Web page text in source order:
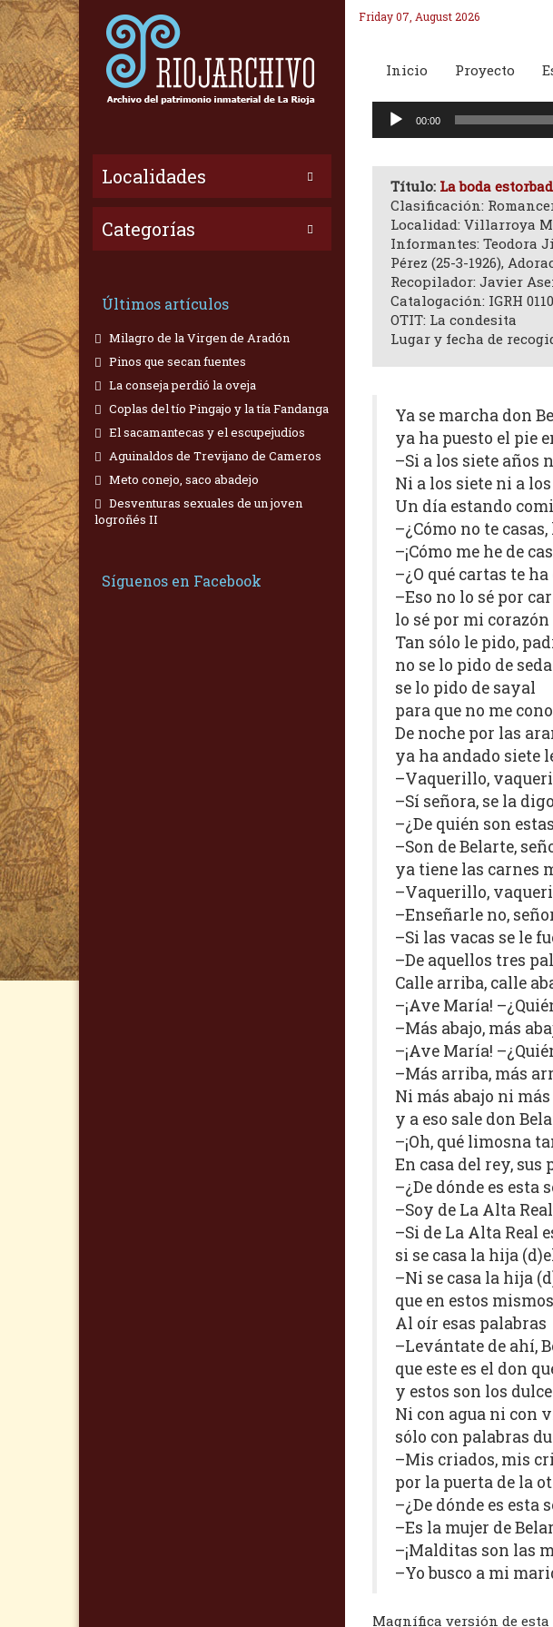
Localidades
Categorías
Últimos artículos
Milagro de la Virgen de Aradón
Pinos que secan fuentes
La conseja perdió la oveja
Coplas del tío Pingajo y la tía Fandanga
El sacamantecas y el escupejudíos
Aguinaldos de Trevijano de Cameros
Meto conejo, saco abadejo
Desventuras sexuales de un joven
logroñés II
Síguenos en Facebook
Friday 07, August 2026
Inicio Proyecto
Reproductor
00:00
Título: La boda
Clasificación:
Localidad: Villarroya
Informantes: Teodora
Pérez (25-3-1926),
Recopilador: Javier
Catalogación: IGRH 0110
OTIT: La condesita
Lugar y fecha de
Ya se marcha don
ya ha puesto el
–Si a los siete años
Ni a los siete ni a
Un día estando
–¿Cómo no te
–¡Cómo me he de
–¿O qué cartas te
–Eso no lo sé por
lo sé por mi
Tan sólo le pido,
no se lo pido de
se lo pido de sayal
para que no me
De noche por las
ya ha andado
–Vaquerillo,
–Sí señora, se la
–¿De quién son
–Son de Belarte,
ya tiene las
–Vaquerillo,
–Enseñarle no,
–Si las vacas se le
–De aquellos tres
Calle arriba, calle
–¡Ave María!
–Más abajo, más
–¡Ave María!
–Más arriba, más
Ni más abajo ni
y a eso sale don
–¡Oh, qué limosna
En casa del rey,
–¿De dónde es
–Soy de La Alta
–Si de La Alta Real
si se casa la hija
–Ni se casa la hija
que en estos
Al oír esas
–Levántate de ahí,
que este es el don
y estos son los
Ni con agua ni
sólo con palabras
–Mis criados, mis
por la puerta de la
–¿De dónde es
–Es la mujer de
–¡Malditas son las
–Yo busco a mi
Magnífica versión de esta